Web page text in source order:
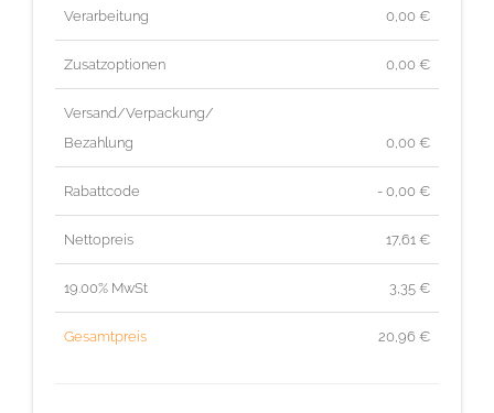
Verarbeitung 0,00 €
Zusatzoptionen 0,00 €
Versand/Verpackung/
Bezahlung
0,00 €
Rabattcode - 0,00 €
Nettopreis 17,61 €
19.00% MwSt 3,35 €
Gesamtpreis 20,96 €